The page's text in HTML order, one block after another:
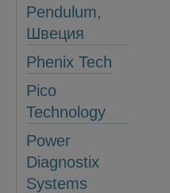
Pendulum,
Швеция
Phenix Tech
Pico
Technology
Power
Diagnostix
Systems